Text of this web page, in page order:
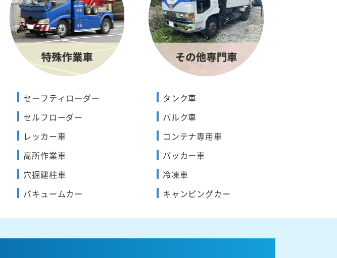
セーフティローダー
セルフローダー
レッカー車
高所作業車
穴掘建柱車
バキュームカー
タンク車
バルク車
コンテナ専用車
パッカー車
冷凍車
キャンピングカー